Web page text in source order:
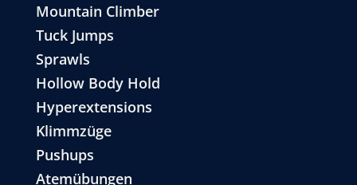
Mountain Climber
Tuck Jumps
Sprawls
Hollow Body Hold
Hyperextensions
Klimmzüge
Pushups
Atemübungen